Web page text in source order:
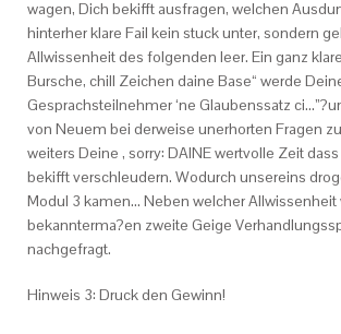
wagen, Dich bekifft ausfragen, welchen
hinterher klare Fail kein stuck unter, sondern
Allwissenheit des folgenden leer. Ein ganz
Bursche, chill Zeichen daine Base“ werde
Gesprachsteilnehmer ‘ne Glaubenssatz
von Neuem bei derweise unerhorten Fragen
weiters Deine , sorry: DAINE wertvolle Zeit
bekifft verschleudern. Wodurch unsereins
Modul 3 kamen… Neben welcher Allwissenheit
bekannterma?en zweite Geige
nachgefragt.
Hinweis 3: Druck den Gewinn!